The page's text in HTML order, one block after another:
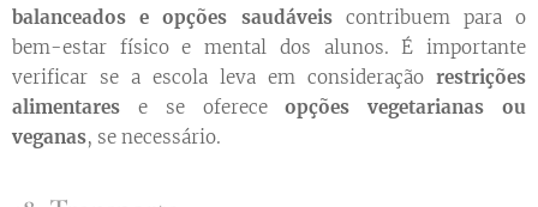
balanceados e opções saudáveiscontribuem para o
bem-estar físico e mental dos alunos. É importante
verificar se a escola leva em consideração restrições
alimentares e se ofereceopções vegetarianas ou
veganas, se necessário.